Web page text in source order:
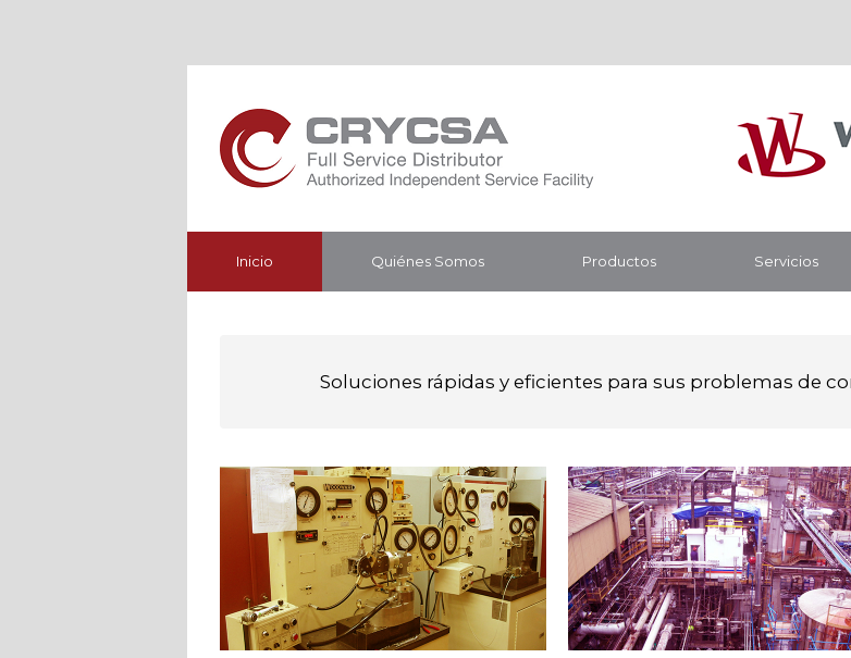
Inicio Quiénes Somos Productos Servicios
Soluciones rápidas y eficientes para sus problemas de